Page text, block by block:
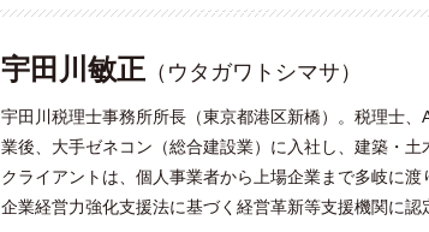
宇田川敏正 （ウタガワトシマサ）
宇田川税理士事務所所長（東京都港区新橋）。税理士
業後、大手ゼネコン（総合建設業）に入社し、建築・
クライアントは、個人事業者から上場企業まで多岐に
企業経営力強化支援法に基づく経営革新等支援機関に